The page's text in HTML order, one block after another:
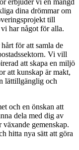
erbjuder vi en mängd
dina drömmar om
till
har något för alla.
för att samla de
Vi vill
att skapa en miljö
att kunskap är makt,
lättillgänglig och
och en önskan att
dela med dig av
gemenskap.
hitta nya sätt att göra